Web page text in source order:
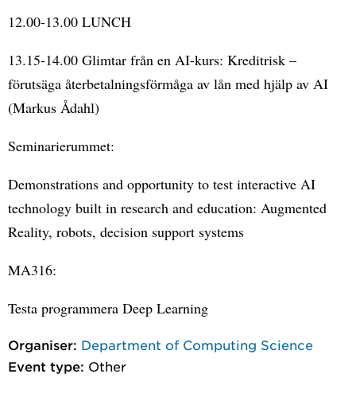
12.00-13.00 LUNCH
13.15-14.00 Glimtar från en AI-kurs: Kreditrisk –
förutsäga återbetalningsförmåga av lån med hjälp av AI
(Markus Ådahl)
Seminarierummet:
Demonstrations and opportunity to test interactive AI
technology built in research and education: Augmented
Reality, robots, decision support systems
MA316:
Testa programmera Deep Learning
Organiser: Department of Computing Science
Event type: Other